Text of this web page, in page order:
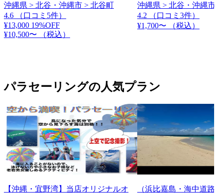
沖縄県 > 北谷・沖縄市 > 北谷町
4.6
（口コミ5件）
¥13,000 19%OFF
¥10,500〜
（税込）
沖縄県 > 北谷・沖縄市
4.2
（口コミ3件）
¥1,700〜
（税込）
パラセーリングの人気プラン
【沖縄・宜野湾】当店オリジナルオ
（浜比嘉島・海中道